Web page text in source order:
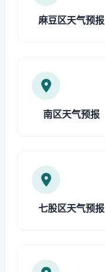
麻豆区天气预报
南区天气预报
七股区天气预报